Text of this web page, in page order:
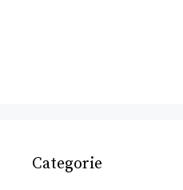
Categorie